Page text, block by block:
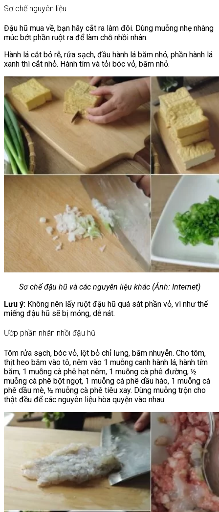
Sơ chế nguyên liệu
Đậu hũ mua về, bạn hãy cắt ra làm đôi. Dùng muỗng nhẹ nhàng
múc bớt phần ruột ra để làm chỗ nhồi nhân.
Hành lá cắt bỏ rễ, rửa sạch, đầu hành lá băm nhỏ, phần hành lá
xanh thì cắt nhỏ. Hành tím và tỏi bóc vỏ, băm nhỏ.
Sơ chế đậu hũ và các nguyên liệu khác (Ảnh: Internet)
Lưu ý: Không nên lấy ruột đậu hũ quá sát phần vỏ, vì như thế
miếng đậu hũ sẽ bị mỏng, dễ nát.
Ướp phần nhân nhồi đậu hũ
Tôm rửa sạch, bóc vỏ, lột bỏ chỉ lưng, băm nhuyễn. Cho tôm,
thịt heo băm vào tô, nêm vào 1 muỗng canh hành lá, hành tím
băm, 1 muỗng cà phê hạt nêm, 1 muỗng cà phê đường, ½
muỗng cà phê bột ngọt, 1 muỗng cà phê dầu hào, 1 muỗng cà
phê dầu mè, ½ muỗng cà phê tiêu xay. Dùng muỗng trộn cho
thật đều để các nguyên liệu hòa quyện vào nhau.